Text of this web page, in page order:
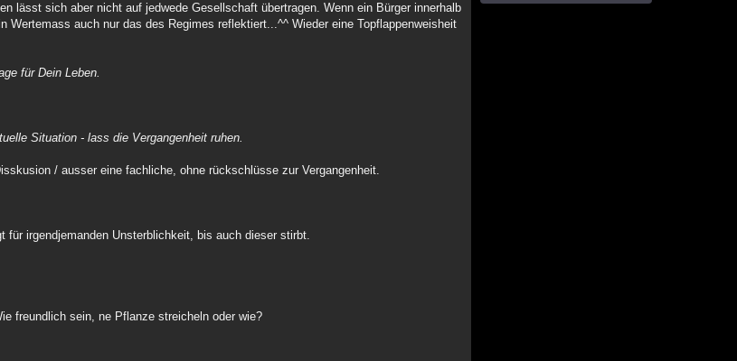
lässt sich aber nicht auf jedwede Gesellschaft übertragen. Wenn ein Bürger innerhalb
Wertemass auch nur das des Regimes reflektiert...^^ Wieder eine Topflappenweisheit
für Dein Leben.
Situation - lass die Vergangenheit ruhen.
/ ausser eine fachliche, ohne rückschlüsse zur Vergangenheit.
für irgendjemanden Unsterblichkeit, bis auch dieser stirbt.
freundlich sein, ne Pflanze streicheln oder wie?